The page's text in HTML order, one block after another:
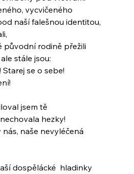
vycvičeného
naší falešnou identitou,
původní rodině přežili
stále jsou:
se o sebe!
jsem tě
hezky!
naše nevyléčená
dospělácké  hladinky